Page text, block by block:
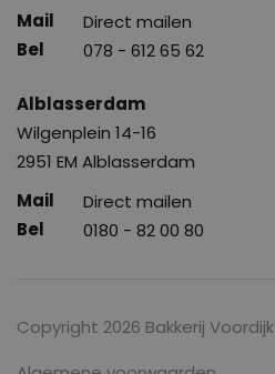
Direct mailen
078 - 612 65 62
Alblasserdam
Wilgenplein 14-16
2951 EM Alblasserdam
Direct mailen
0180 - 82 00 80
Copyright 2026 Bakkerij Voordijk